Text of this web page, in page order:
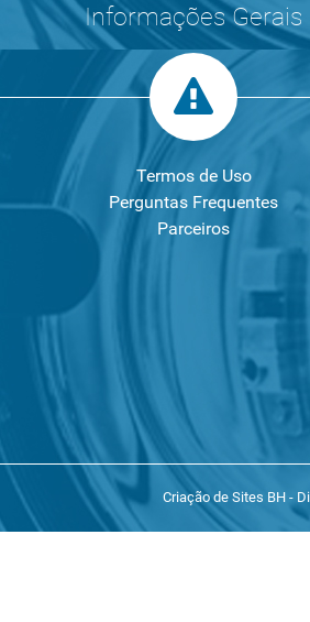
Informações Gerais
Termos de Uso
Perguntas Frequentes
Parceiros
Criação de Sites BH -